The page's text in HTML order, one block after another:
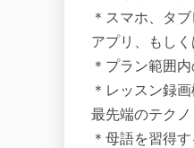
＊スマホ、タ
アプリ、もし
＊プラン範囲
＊レッスン録
最先端のテクノ
＊母語を習得